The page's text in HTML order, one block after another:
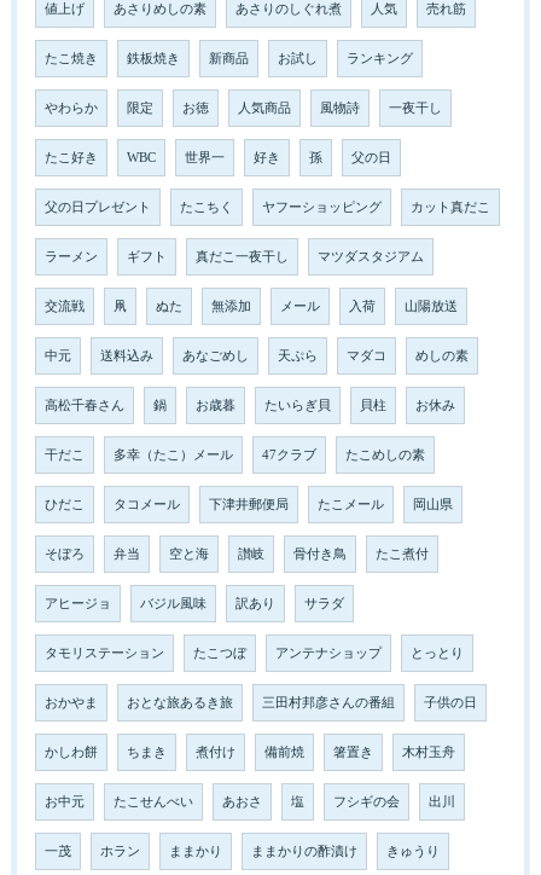
値上げ あさりめしの素 あさりのしぐれ煮 人気 売れ筋
たこ焼き 鉄板焼き 新商品 お試し ランキング
やわらか 限定 お徳 人気商品 風物詩 一夜干し
たこ好き WBC 世界一 好き 孫 父の日
父の日プレゼント たこちく ヤフーショッピング カット真だこ
ラーメン ギフト 真だこ一夜干し マツダスタジアム
交流戦 凧 ぬた 無添加 メール 入荷 山陽放送
中元 送料込み あなごめし 天ぷら マダコ めしの素
高松千春さん 鍋 お歳暮 たいらぎ貝 貝柱 お休み
干だこ 多幸（たこ）メール 47クラブ たこめしの素
ひだこ タコメール 下津井郵便局 たこメール 岡山県
そぼろ 弁当 空と海 讃岐 骨付き鳥 たこ煮付
アヒージョ バジル風味 訳あり サラダ
タモリステーション たこつぼ アンテナショップ とっとり
おかやま おとな旅あるき旅 三田村邦彦さんの番組 子供の日
かしわ餅 ちまき 煮付け 備前焼 箸置き 木村玉舟
お中元 たこせんべい あおさ 塩 フシギの会 出川
一茂 ホラン ままかり ままかりの酢漬け きゅうり